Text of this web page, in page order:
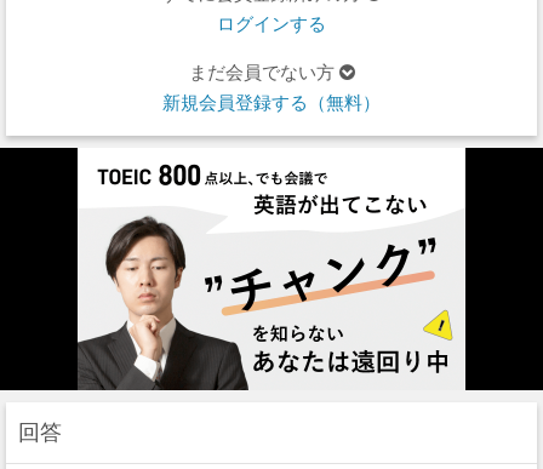
ログインする
まだ会員でない方
新規会員登録する（無料）
回答